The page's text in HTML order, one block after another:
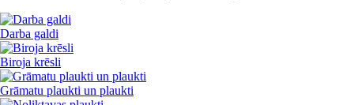
Darba galdi
Biroja krēsli
Grāmatu plaukti un plaukti